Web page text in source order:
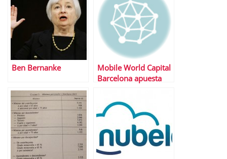
Ben Bernanke
Mobile World Capital
Barcelona apuesta
emprendedores con
4YFN